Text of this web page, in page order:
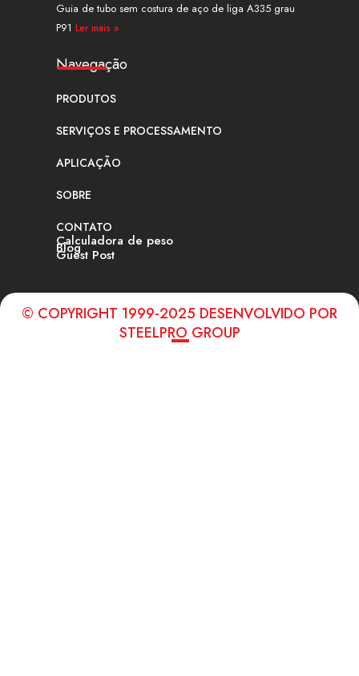
Guia de tubo sem costura de aço de liga A335 grau
P91 Ler mais »
Navegação
PRODUTOS
SERVIÇOS E PROCESSAMENTO
APLICAÇÃO
SOBRE
CONTATO
Calculadora de peso
Blog
Guest Post
© COPYRIGHT 1999-2025 DESENVOLVIDO POR
STEELPRO GROUP